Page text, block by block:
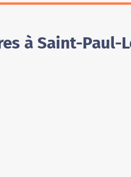
à Saint-Paul-